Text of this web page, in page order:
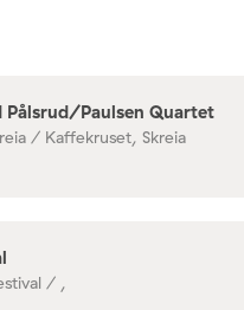
Pålsrud/Paulsen Quartet
/ Kaffekruset, Skreia
/ ,